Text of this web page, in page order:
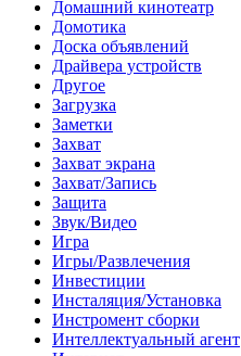
Домашний кинотеатр
Домотика
Доска объявлений
Драйвера устройств
Другое
Загрузка
Заметки
Захват
Захват экрана
Захват/Запись
Защита
Звук/Видео
Игра
Игры/Развлечения
Инвестиции
Инсталяция/Установка
Инстромент сборки
Интеллектуальный агент